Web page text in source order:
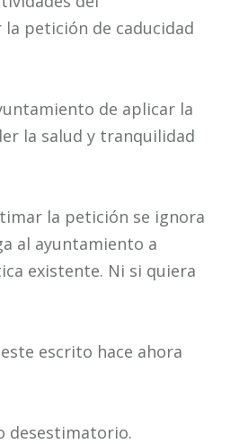
petición de caducidad
de aplicar la
la salud y tranquilidad
la petición se ignora
al ayuntamiento a
existente. Ni si quiera
escrito hace ahora
desestimatorio.